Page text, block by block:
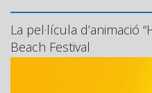
La pel·lícula d’animació
Beach Festival